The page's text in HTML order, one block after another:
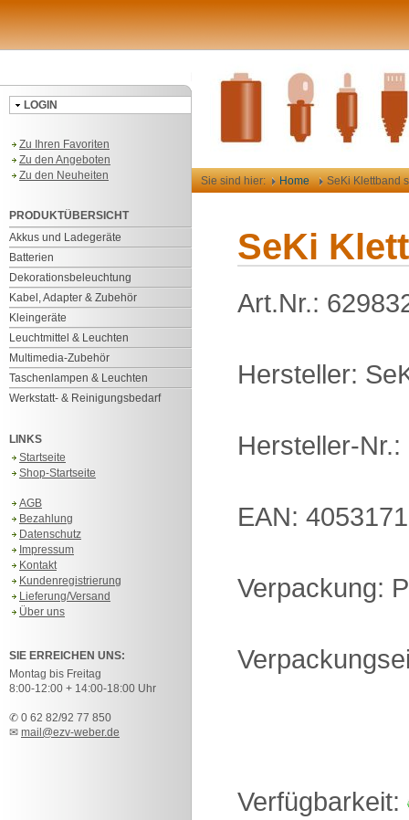
LOGIN
Zu Ihren Favoriten
Zu den Angeboten
Zu den Neuheiten
PRODUKTÜBERSICHT
Akkus und Ladegeräte
Batterien
Dekorationsbeleuchtung
Kabel, Adapter & Zubehör
Kleingeräte
Leuchtmittel & Leuchten
Multimedia-Zubehör
Taschenlampen & Leuchten
Werkstatt- & Reinigungsbedarf
LINKS
Startseite
Shop-Startseite
AGB
Bezahlung
Datenschutz
Impressum
Kontakt
Kundenregistrierung
Lieferung/Versand
Über uns
SIE ERREICHEN UNS:
Montag bis Freitag
8:00-12:00 + 14:00-18:00 Uhr
✆ 0 62 82/92 77 850
✉ mail@ezv-weber.de
Sie sind hier: Home SeKi Klettband
SeKi
Art.Nr.:
Hersteller:
Hersteller-Nr.:
EAN:
Verpackung:
Verfügbarkeit: